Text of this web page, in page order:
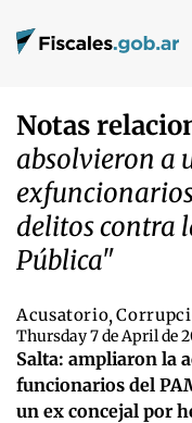
Notas
absolvieron a
delitos contra
Pública"
Acusatorio,
Thursday 7 de April de
Salta: ampliaron la
funcionarios del
un ex concejal por